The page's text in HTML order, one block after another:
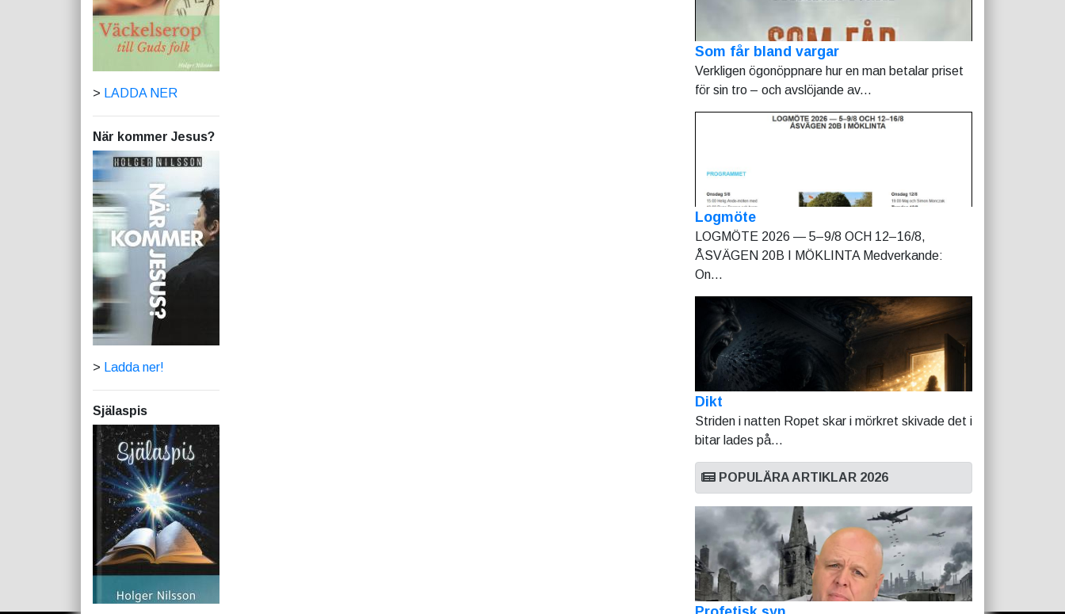
> LADDA NER
När kommer Jesus?
> Ladda ner!
Själaspis
Som får bland vargar
Verkligen ögonöppnare hur en man betalar priset
för sin tro – och avslöjande av...
Logmöte
LOGMÖTE 2026 — 5–9/8 OCH 12–16/8,
ÅSVÄGEN 20B I MÖKLINTA Medverkande:
On...
Dikt
Striden i natten Ropet skar i mörkret skivade det i
bitar lades på...
POPULÄRA ARTIKLAR 2026